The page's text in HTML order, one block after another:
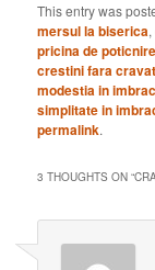
This entry was
mersul la biserica,
pricina de poticnire
crestini fara
modestia in
simplitate in
permalink.
3 THOUGHTS ON “